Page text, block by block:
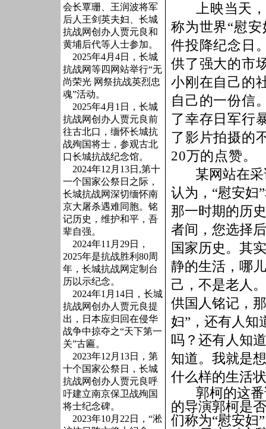
会长覃珊、王润波将军
后人王剑英夫妇、长城
抗战网创办人贾元良和
黄埔后代等人士参加。
2025年4月4日，长城
抗战网等四网站举行“无
尚荣光 网祭抗战英烈忠
魂”活动。
2025年4月1日，长城
抗战网创办人贾元良前
往古北口，缅怀长城抗
战殉国将士，参观古北
口长城抗战纪念馆。
2024年12月13日,第十
一个国家公祭日之际，
长城抗战网深切缅怀南
京大屠杀遇难同胞。铭
记历史，维护和平，吾
辈自强。
2024年11月29日，
2025年是抗战胜利80周
年，长城抗战网定制台
历以示纪念。
2024年1月14日，长城
抗战网创办人贾元良提
出，日本应归回在侵华
战争中掠夺之“天下第一
关”古匾。
2023年12月13日，第
十个国家公祭日，长城
抗战网创办人贾元良呼
吁建立南京保卫战殉国
将士纪念碑。
2023年10月22日，“淞
上映当天，
称为世界“慰
件投降纪念日
供了强大的市
小刚在自己的
自己的一份信
了幸存日军行
了影片拍摄的
20万的点赞。
某网站在
认为，“慰安妇
那一时期的历
者间，您选择
国家历史。其
静的生活，哪
己，不是老人
供国人铭记，
妇”，还有人知
吗？还有人知
知道。我就是
什么样的生活
郭柯的这
的导演郭柯是
们称为“慰安妇